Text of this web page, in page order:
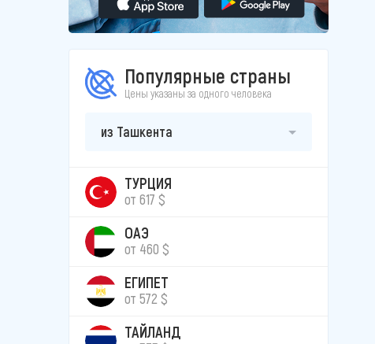
Популярные страны
Цены указаны за одного человека
из Ташкента
ТУРЦИЯ
от 617 $
ОАЭ
от 460 $
ЕГИПЕТ
от 572 $
ТАЙЛАНД